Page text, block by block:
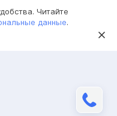
Читайте
данные.